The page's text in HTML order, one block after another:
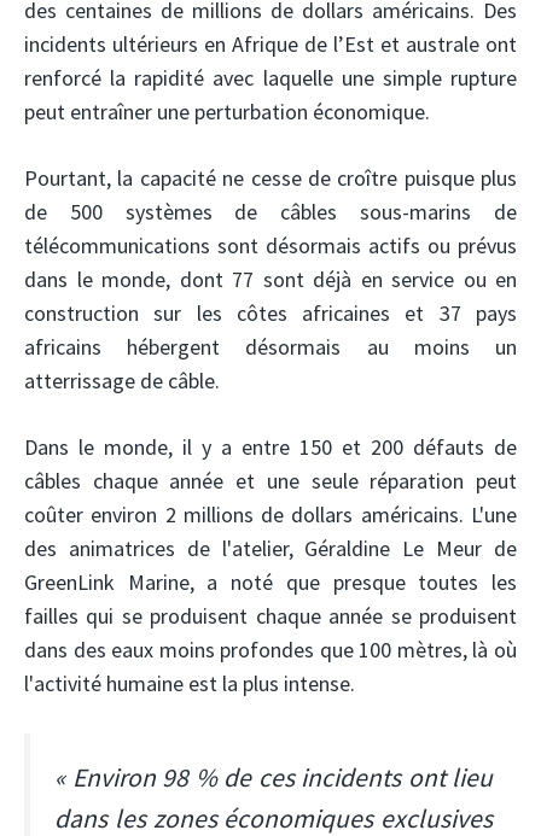
des centaines de millions de dollars américains. Des
incidents ultérieurs en Afrique de l’Est et australe ont
renforcé la rapidité avec laquelle une simple rupture
peut entraîner une perturbation économique.
Pourtant, la capacité ne cesse de croître puisque plus
de 500 systèmes de câbles sous-marins de
télécommunications sont désormais actifs ou prévus
dans le monde, dont 77 sont déjà en service ou en
construction sur les côtes africaines et 37 pays
africains hébergent désormais au moins un
atterrissage de câble.
Dans le monde, il y a entre 150 et 200 défauts de
câbles chaque année et une seule réparation peut
coûter environ 2 millions de dollars américains. L'une
des animatrices de l'atelier, Géraldine Le Meur de
GreenLink Marine, a noté que presque toutes les
failles qui se produisent chaque année se produisent
dans des eaux moins profondes que 100 mètres, là où
l'activité humaine est la plus intense.
« Environ 98 % de ces incidents ont lieu
dans les zones économiques exclusives